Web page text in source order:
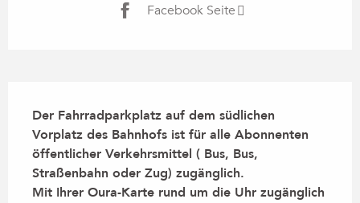
Facebook Seite
Der Fahrradparkplatz auf dem südlichen
Vorplatz des Bahnhofs ist für alle Abonnenten
öffentlicher Verkehrsmittel ( Bus, Bus,
Straßenbahn oder Zug) zugänglich.
Mit Ihrer Oura-Karte rund um die Uhr zugänglich